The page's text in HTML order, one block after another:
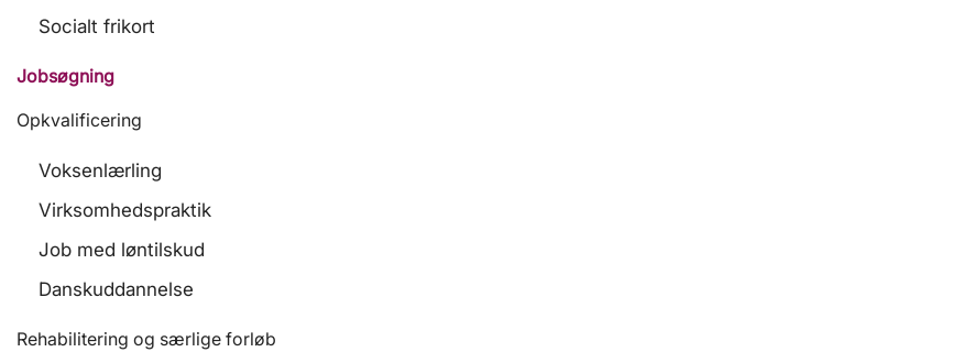
Socialt frikort
Jobsøgning
Opkvalificering
Voksenlærling
Virksomhedspraktik
Job med løntilskud
Danskuddannelse
Rehabilitering og særlige forløb